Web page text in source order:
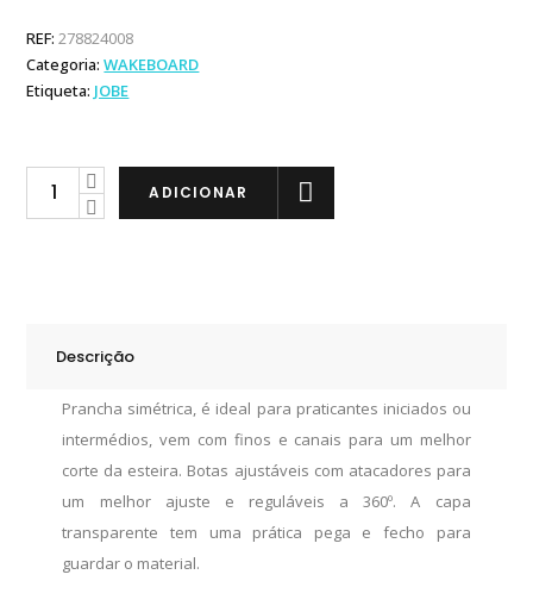
REF:278824008
Categoria:WAKEBOARD
Etiqueta: JOBE
Jobe
Botas
ADICIONAR
Descrição
Prancha simétrica, é ideal para praticantes iniciados ou
intermédios, vem com finos e canais para um melhor
corte da esteira. Botas ajustáveis com atacadores para
um melhor ajuste e reguláveis a 360º. A capa
transparente tem uma prática pega e fecho para
guardar o material.